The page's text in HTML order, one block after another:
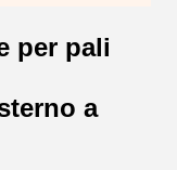
per pali
a